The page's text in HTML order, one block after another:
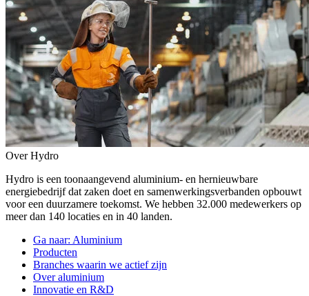
Over Hydro
Hydro is een toonaangevend aluminium- en hernieuwbare
energiebedrijf dat zaken doet en samenwerkingsverbanden opbouwt
voor een duurzamere toekomst. We hebben 32.000 medewerkers op
meer dan 140 locaties en in 40 landen.
Ga naar: Aluminium
Producten
Branches waarin we actief zijn
Over aluminium
Innovatie en R&D